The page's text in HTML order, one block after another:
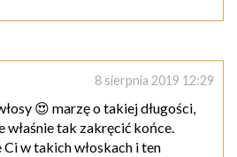
8 sierpnia 2019 12:29
😍 marzę o takiej długości,
właśnie tak zakręcić końce.
Ci w takich włoskach i ten